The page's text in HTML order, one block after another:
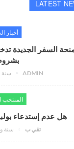
LATEST
أخبار
ADMIN سنة
المنتخب
هل عدم إستدعاء
تقي ب سنة